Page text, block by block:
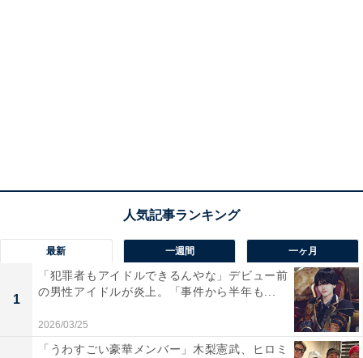
最新 一週間 一ヶ月
1
「犯罪者もアイドルできるんやな」デビュー前
の男性アイドルが炎上。「事件から半年も...
2026/03/25
「うわすごい豪華メンバー」木梨憲武、ヒロミ